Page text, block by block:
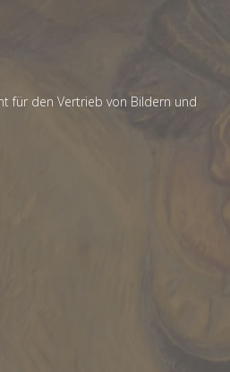
für den Vertrieb von Bildern und